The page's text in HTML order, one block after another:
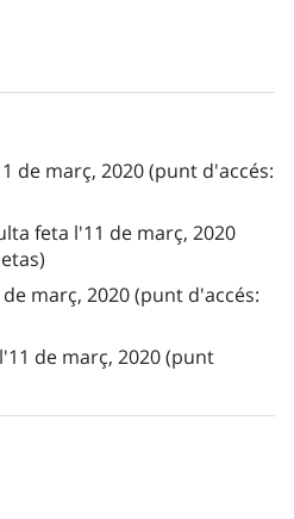
de març, 2020 (punt d'accés:
feta l'11 de març, 2020
març, 2020 (punt d'accés:
de març, 2020 (punt